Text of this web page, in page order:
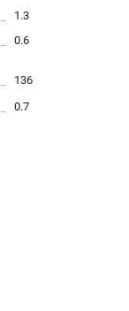
1.3
0.6
136
0.7